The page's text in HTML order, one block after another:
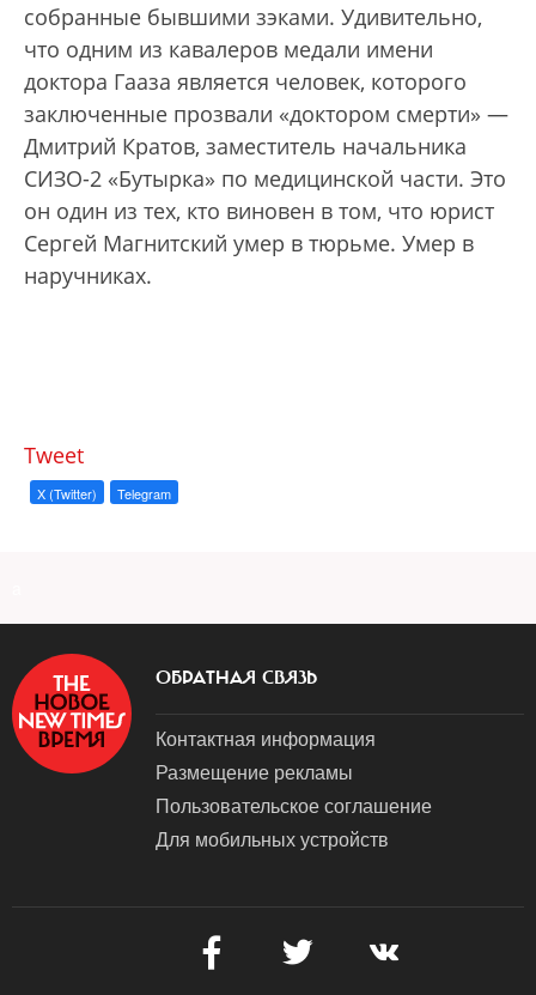
собранные бывшими зэками. Удивительно,
что одним из кавалеров медали имени
доктора Гааза является человек, которого
заключенные прозвали «доктором смерти» —
Дмитрий Кратов, заместитель начальника
СИЗО-2 «Бутырка» по медицинской части. Это
он один из тех, кто виновен в том, что юрист
Сергей Магнитский умер в тюрьме. Умер в
наручниках.
Tweet
X (Twitter) Telegram
ОБРАТНАЯ СВЯЗЬ
Контактная информация
Размещение рекламы
Пользовательское соглашение
Для мобильных устройств